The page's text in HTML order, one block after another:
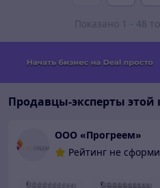
Показано 1 - 48
Продавцы-эксперты этой
ООО «Прогреем»
Рейтинг не